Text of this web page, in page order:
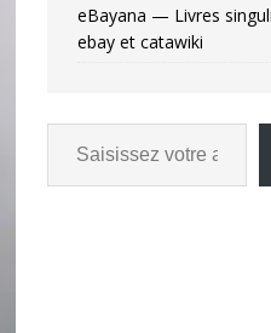
eBayana — Livres
ebay et catawiki